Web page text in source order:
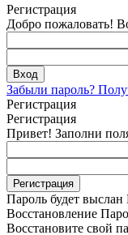
Регистрация
Добро пожаловать!
Забыли пароль?
Регистрация
Регистрация
Привет! Заполни
Пароль будет
Восстановление
Восстановите свой